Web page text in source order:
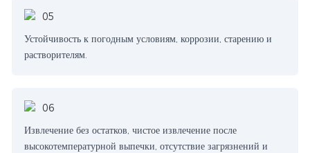
Устойчивость к погодным условиям, коррозии, старению и
растворителям.
Извлечение без остатков, чистое извлечение после
высокотемпературной выпечки, отсутствие загрязнений и